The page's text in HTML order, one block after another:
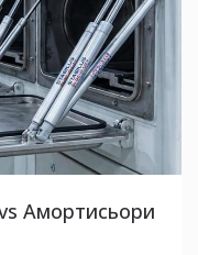
Амортисьори